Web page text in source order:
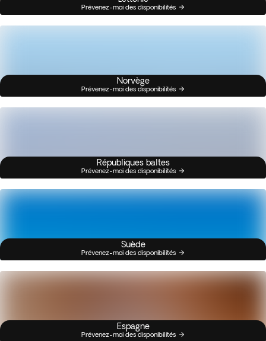
Prévenez-moi des disponibilités
Norvège
Prévenez-moi des disponibilités
Républiques baltes
Prévenez-moi des disponibilités
Suède
Prévenez-moi des disponibilités
Espagne
Prévenez-moi des disponibilités